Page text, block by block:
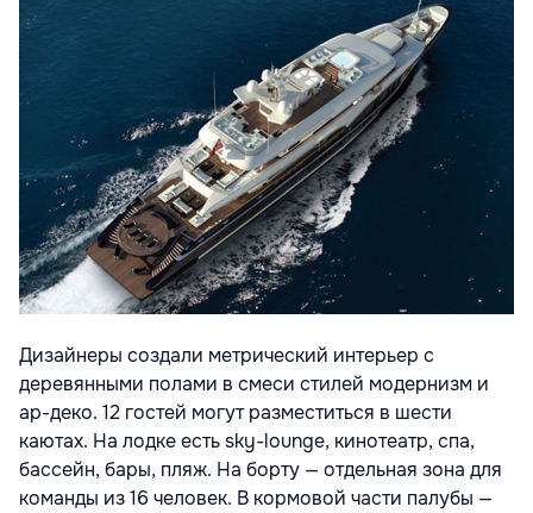
Дизайнеры создали метрический интерьер с
деревянными полами в смеси стилей модернизм и
ар-деко. 12 гостей могут разместиться в шести
каютах. На лодке есть sky-lounge, кинотеатр, спа,
бассейн, бары, пляж. На борту — отдельная зона для
команды из 16 человек. В кормовой части палубы —